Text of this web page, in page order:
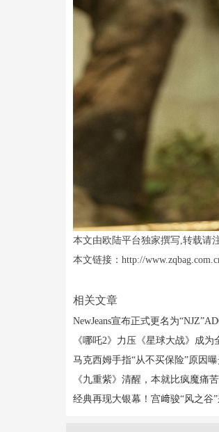
本文由欧陆平台独家撰写,转载请
本文链接：http://
相关文章
NewJeans宣布正式更名为
《哪吒2》力压《星球大战》成
马克西姆手指“从不买保险”原因
《九重紫》清醒，本就比疯魔痛
经典再现大银幕！宫﨑骏“风之谷”